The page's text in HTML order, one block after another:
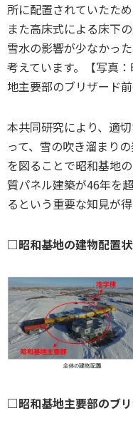
所に配置されていたた
また高床式による床下
雪水の影響が少なかっ
考えています。【写真
地主要部のブリザード
本共同研究により、適
って、雪の吹き溜まり
を図ることで昭和基地
質パネル建築が46年を
るという重要な知見が得
□昭和基地の建物配置
□昭和基地主要部のブリ